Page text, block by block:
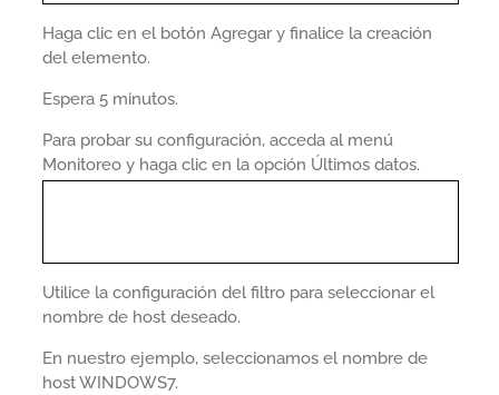
Haga clic en el botón Agregar y finalice la creación
del elemento.
Espera 5 minutos.
Para probar su configuración, acceda al menú
Monitoreo y haga clic en la opción Últimos datos.
Utilice la configuración del filtro para seleccionar el
nombre de host deseado.
En nuestro ejemplo, seleccionamos el nombre de
host WINDOWS7.